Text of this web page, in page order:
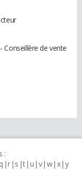
de vente
:
q r s t u v w x y